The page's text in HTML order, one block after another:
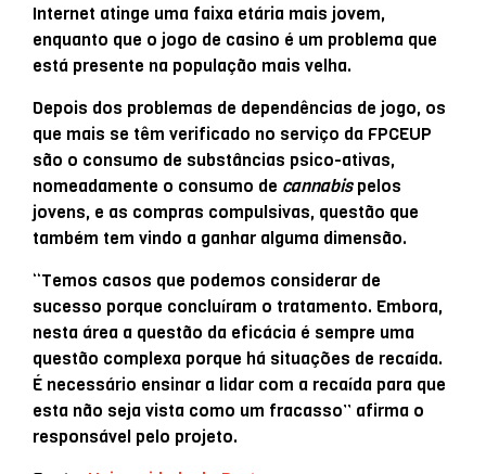
Internet atinge uma faixa etária mais jovem,
enquanto que o jogo de casino é um problema que
está presente na população mais velha.
Depois dos problemas de dependências de jogo, os
que mais se têm verificado no serviço da FPCEUP
são o consumo de substâncias psico-ativas,
nomeadamente o consumo de cannabispelos
jovens, e as compras compulsivas, questão que
também tem vindo a ganhar alguma dimensão.
“Temos casos que podemos considerar de
sucesso porque concluíram o tratamento. Embora,
nesta área a questão da eficácia é sempre uma
questão complexa porque há situações de recaída.
É necessário ensinar a lidar com a recaída para que
esta não seja vista como um fracasso” afirma o
responsável pelo projeto.